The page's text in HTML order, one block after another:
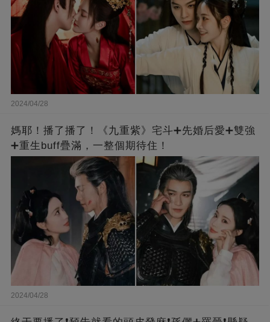
2024/04/28
媽耶！播了播了！《九重紫》宅斗➕先婚后愛➕雙強
➕重生buff疊滿，一整個期待住！
2024/04/28